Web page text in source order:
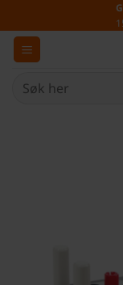
to
content
Søk